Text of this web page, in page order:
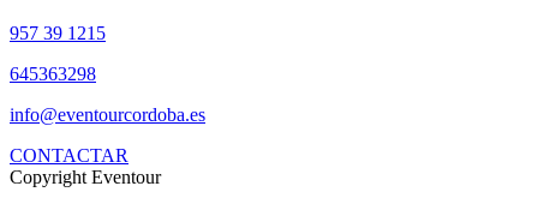
957 39 1215
645363298
info@eventourcordoba.es
CONTACTAR
Copyright Eventour